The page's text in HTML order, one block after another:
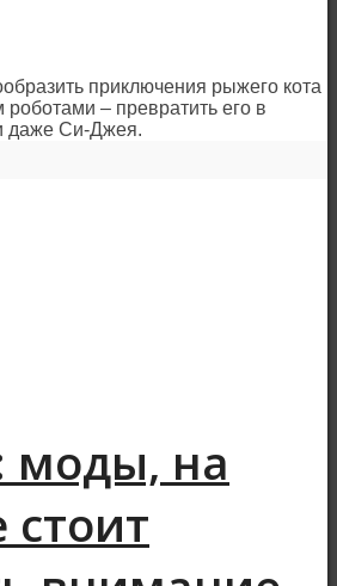
приключения рыжего кота
роботами – превратить его в
даже Си-Джея.
моды, на
стоит